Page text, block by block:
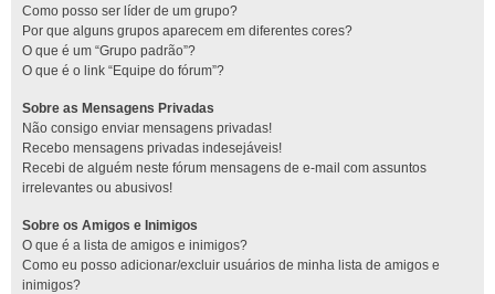
Como posso ser líder de um grupo?
Por que alguns grupos aparecem em diferentes cores?
O que é um “Grupo padrão”?
O que é o link “Equipe do fórum”?
Sobre as Mensagens Privadas
Não consigo enviar mensagens privadas!
Recebo mensagens privadas indesejáveis!
Recebi de alguém neste fórum mensagens de e-mail com assuntos
irrelevantes ou abusivos!
Sobre os Amigos e Inimigos
O que é a lista de amigos e inimigos?
Como eu posso adicionar/excluir usuários de minha lista de amigos e
inimigos?